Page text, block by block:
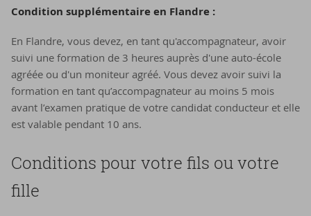
Condition supplémentaire en Flandre :
En Flandre, vous devez, en tant qu'accompagnateur, avoir
suivi une formation de 3 heures auprès d'une auto-école
agréée ou d'un moniteur agréé. Vous devez avoir suivi la
formation en tant qu’accompagnateur au moins 5 mois
avant l’examen pratique de votre candidat conducteur et elle
est valable pendant 10 ans.
Condi­tions pour votre fils ou votre
fille